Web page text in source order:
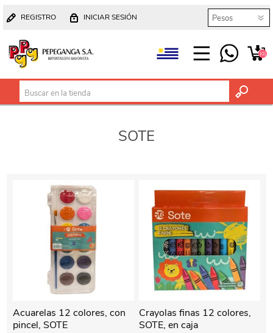
REGISTRO INICIAR SESIÓN
(0)
SOTE
Acuarelas 12 colores, con
pincel, SOTE
Crayolas finas 12 colores,
SOTE, en caja